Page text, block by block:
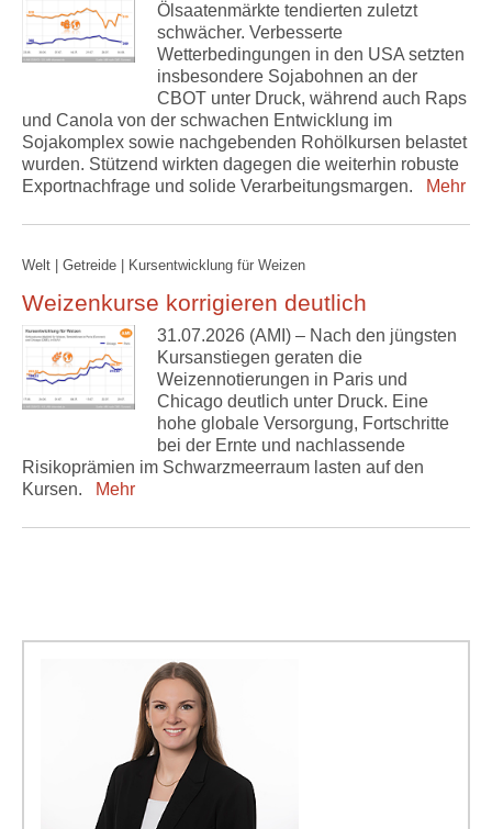
Ölsaatenmärkte tendierten zuletzt
schwächer. Verbesserte
Wetterbedingungen in den USA setzten
insbesondere Sojabohnen an der
CBOT unter Druck, während auch Raps
und Canola von der schwachen Entwicklung im
Sojakomplex sowie nachgebenden Rohölkursen belastet
wurden. Stützend wirkten dagegen die weiterhin robuste
Exportnachfrage und solide Verarbeitungsmargen.
Mehr
Welt | Getreide | Kursentwicklung für Weizen
Weizenkurse korrigieren deutlich
31.07.2026 (AMI) – Nach den jüngsten
Kursanstiegen geraten die
Weizennotierungen in Paris und
Chicago deutlich unter Druck. Eine
hohe globale Versorgung, Fortschritte
bei der Ernte und nachlassende
Risikoprämien im Schwarzmeerraum lasten auf den
Kursen.
Mehr